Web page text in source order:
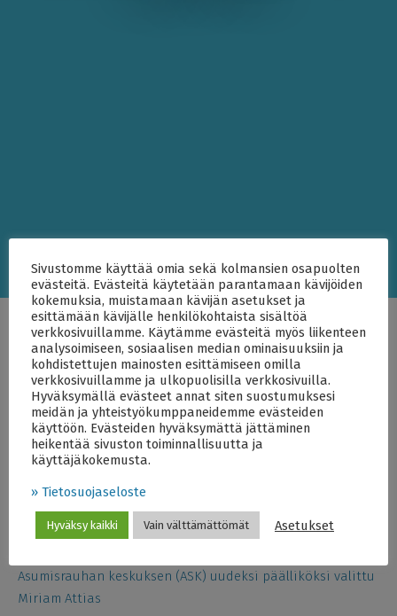
Rakennusriitojen sovittelu
Rakennusprojekteihin liittyviä riitoja Suomessa
sovittelee usea yritys. Lisätietoja löytyy mm.
Suomen Rakennusinsinöörien Liitto
sivuilta.
Asumisrauhan keskuksen (ASK) uudeksi päälliköksi valittu
Miriam Attias
Sivustomme käyttää omia sekä kolmansien osapuolten
evästeitä. Evästeitä käytetään parantamaan kävijöiden
kokemuksia, muistamaan kävijän asetukset ja
esittämään kävijälle henkilökohtaista sisältöä
verkkosivuillamme. Käytämme evästeitä myös liikenteen
analysoimiseen, sosiaalisen median ominaisuuksiin ja
kohdistettujen mainosten esittämiseen omilla
verkkosivuillamme ja ulkopuolisilla verkkosivuilla.
Hyväksymällä evästeet annat siten suostumuksesi
meidän ja yhteistyökumppaneidemme evästeiden
käyttöön. Evästeiden hyväksymättä jättäminen
heikentää sivuston toiminnallisuutta ja
käyttäjäkokemusta.
» Tietosuojaseloste
Hyväksy kaikki Vain välttämättömät Asetukset